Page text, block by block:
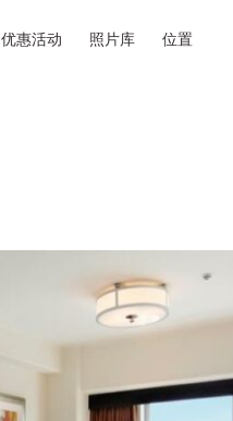
优惠活动 照片库 位置